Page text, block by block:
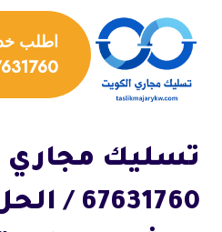
المحتوى
اطلب
تسليك مجاري